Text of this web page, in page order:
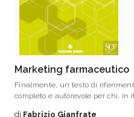
Marketing farmaceutico
Finalmente, un testo di
completo e autorevole per chi, in
di Fabrizio Gianfrate